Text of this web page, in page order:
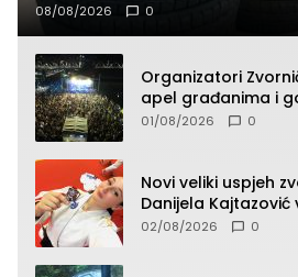
08/08/2026 0
Organizatori
apel građanima i
početak
01/08/2026 0
Novi veliki uspjeh
Danijela Kajtazović
Balkana u
02/08/2026 0